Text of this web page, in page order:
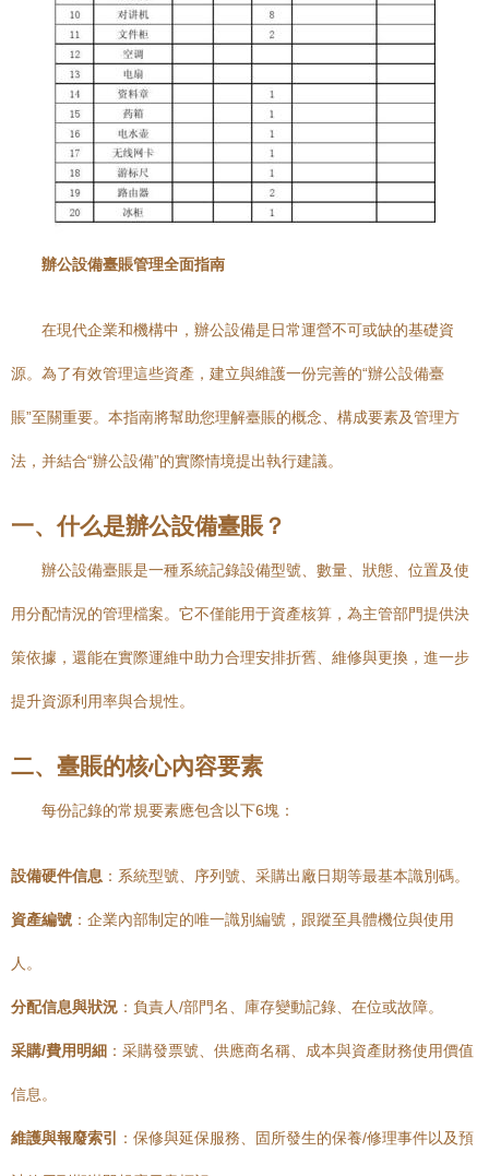
辦公設備臺賬管理全面指南
在現代企業和機構中，辦公設備是日常運營不可或缺的基礎資
源。為了有效管理這些資產，建立與維護一份完善的“辦公設備臺
賬”至關重要。本指南將幫助您理解臺賬的概念、構成要素及管理方
法，并結合“辦公設備”的實際情境提出執行建議。
一、什么是辦公設備臺賬？
辦公設備臺賬是一種系統記錄設備型號、數量、狀態、位置及使
用分配情況的管理檔案。它不僅能用于資產核算，為主管部門提供決
策依據，還能在實際運維中助力合理安排折舊、維修與更換，進一步
提升資源利用率與合規性。
二、臺賬的核心內容要素
每份記錄的常規要素應包含以下6塊：
設備硬件信息 ：系統型號、序列號、采購出廠日期等最基本識別碼。
資產編號 ：企業內部制定的唯一識別編號，跟蹤至具體機位與使用
人。
分配信息與狀況 ：負責人/部門名、庫存變動記錄、在位或故障。
采購/費用明細 ：采購發票號、供應商名稱、成本與資產財務使用價值
信息。
維護與報廢索引 ：保修與延保服務、固所發生的保養/修理事件以及預